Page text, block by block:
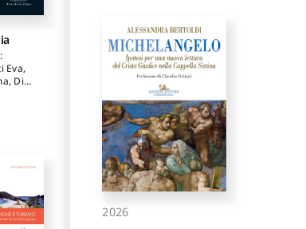
:
Eva,
, Di
Serra
,
Stella
2026